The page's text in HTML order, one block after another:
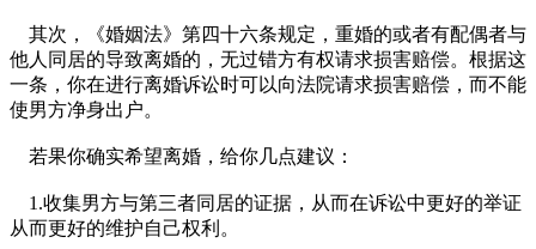
其次，《婚姻法》第四十六条规定，重婚的或者有配偶者与
他人同居的导致离婚的，无过错方有权请求损害赔偿。根据这
一条，你在进行离婚诉讼时可以向法院请求损害赔偿，而不能
使男方净身出户。
若果你确实希望离婚，给你几点建议：
1.收集男方与第三者同居的证据，从而在诉讼中更好的举证
从而更好的维护自己权利。